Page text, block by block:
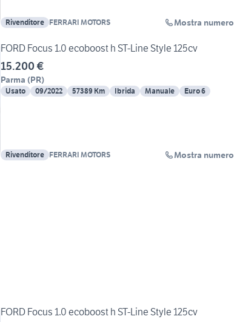
Rivenditore FERRARI MOTORS Mostra numero
FORD Focus 1.0 ecoboost h ST-Line Style 125cv
15.200 €
Parma (PR)
Usato 09/2022 57389 Km Ibrida Manuale Euro 6
Rivenditore FERRARI MOTORS Mostra numero
FORD Focus 1.0 ecoboost h ST-Line Style 125cv